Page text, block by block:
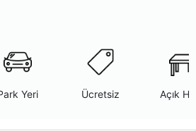
Yeri Ücretsiz Açık